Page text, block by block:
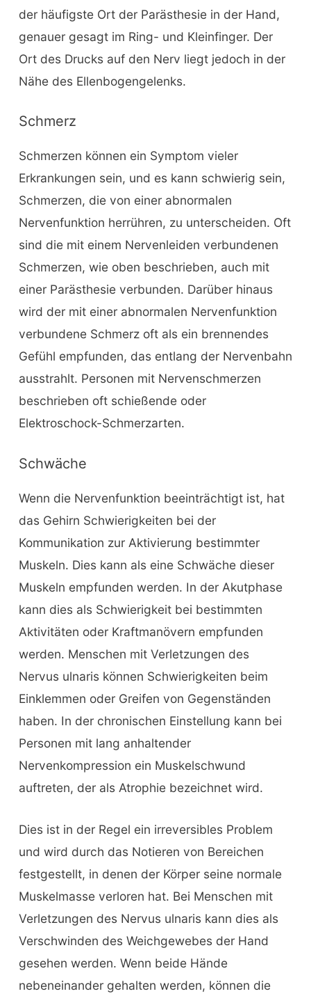
der häufigste Ort der Parästhesie in der Hand,
genauer gesagt im Ring- und Kleinfinger. Der
Ort des Drucks auf den Nerv liegt jedoch in der
Nähe des Ellenbogengelenks.
Schmerz
Schmerzen können ein Symptom vieler
Erkrankungen sein, und es kann schwierig sein,
Schmerzen, die von einer abnormalen
Nervenfunktion herrühren, zu unterscheiden. Oft
sind die mit einem Nervenleiden verbundenen
Schmerzen, wie oben beschrieben, auch mit
einer Parästhesie verbunden. Darüber hinaus
wird der mit einer abnormalen Nervenfunktion
verbundene Schmerz oft als ein brennendes
Gefühl empfunden, das entlang der Nervenbahn
ausstrahlt. Personen mit Nervenschmerzen
beschrieben oft schießende oder
Elektroschock-Schmerzarten.
Schwäche
Wenn die Nervenfunktion beeinträchtigt ist, hat
das Gehirn Schwierigkeiten bei der
Kommunikation zur Aktivierung bestimmter
Muskeln. Dies kann als eine Schwäche dieser
Muskeln empfunden werden. In der Akutphase
kann dies als Schwierigkeit bei bestimmten
Aktivitäten oder Kraftmanövern empfunden
werden. Menschen mit Verletzungen des
Nervus ulnaris können Schwierigkeiten beim
Einklemmen oder Greifen von Gegenständen
haben. In der chronischen Einstellung kann bei
Personen mit lang anhaltender
Nervenkompression ein Muskelschwund
auftreten, der als Atrophie bezeichnet wird.
Dies ist in der Regel ein irreversibles Problem
und wird durch das Notieren von Bereichen
festgestellt, in denen der Körper seine normale
Muskelmasse verloren hat. Bei Menschen mit
Verletzungen des Nervus ulnaris kann dies als
Verschwinden des Weichgewebes der Hand
gesehen werden. Wenn beide Hände
nebeneinander gehalten werden, können die